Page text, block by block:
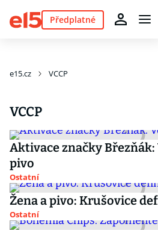
Předplatné
e15.cz VCCP
VCCP
Aktivace značky
pivo
Ostatní
Žena a pivo: Krušovice
Ostatní